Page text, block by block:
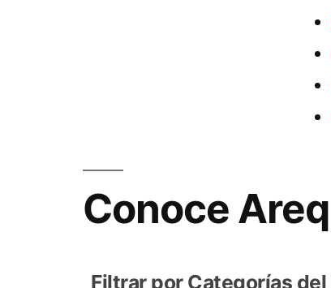
Conoce
Filtrar por Categorías del